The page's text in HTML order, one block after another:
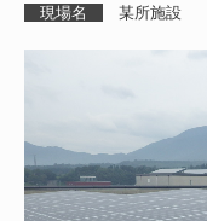
現場名 某所施設